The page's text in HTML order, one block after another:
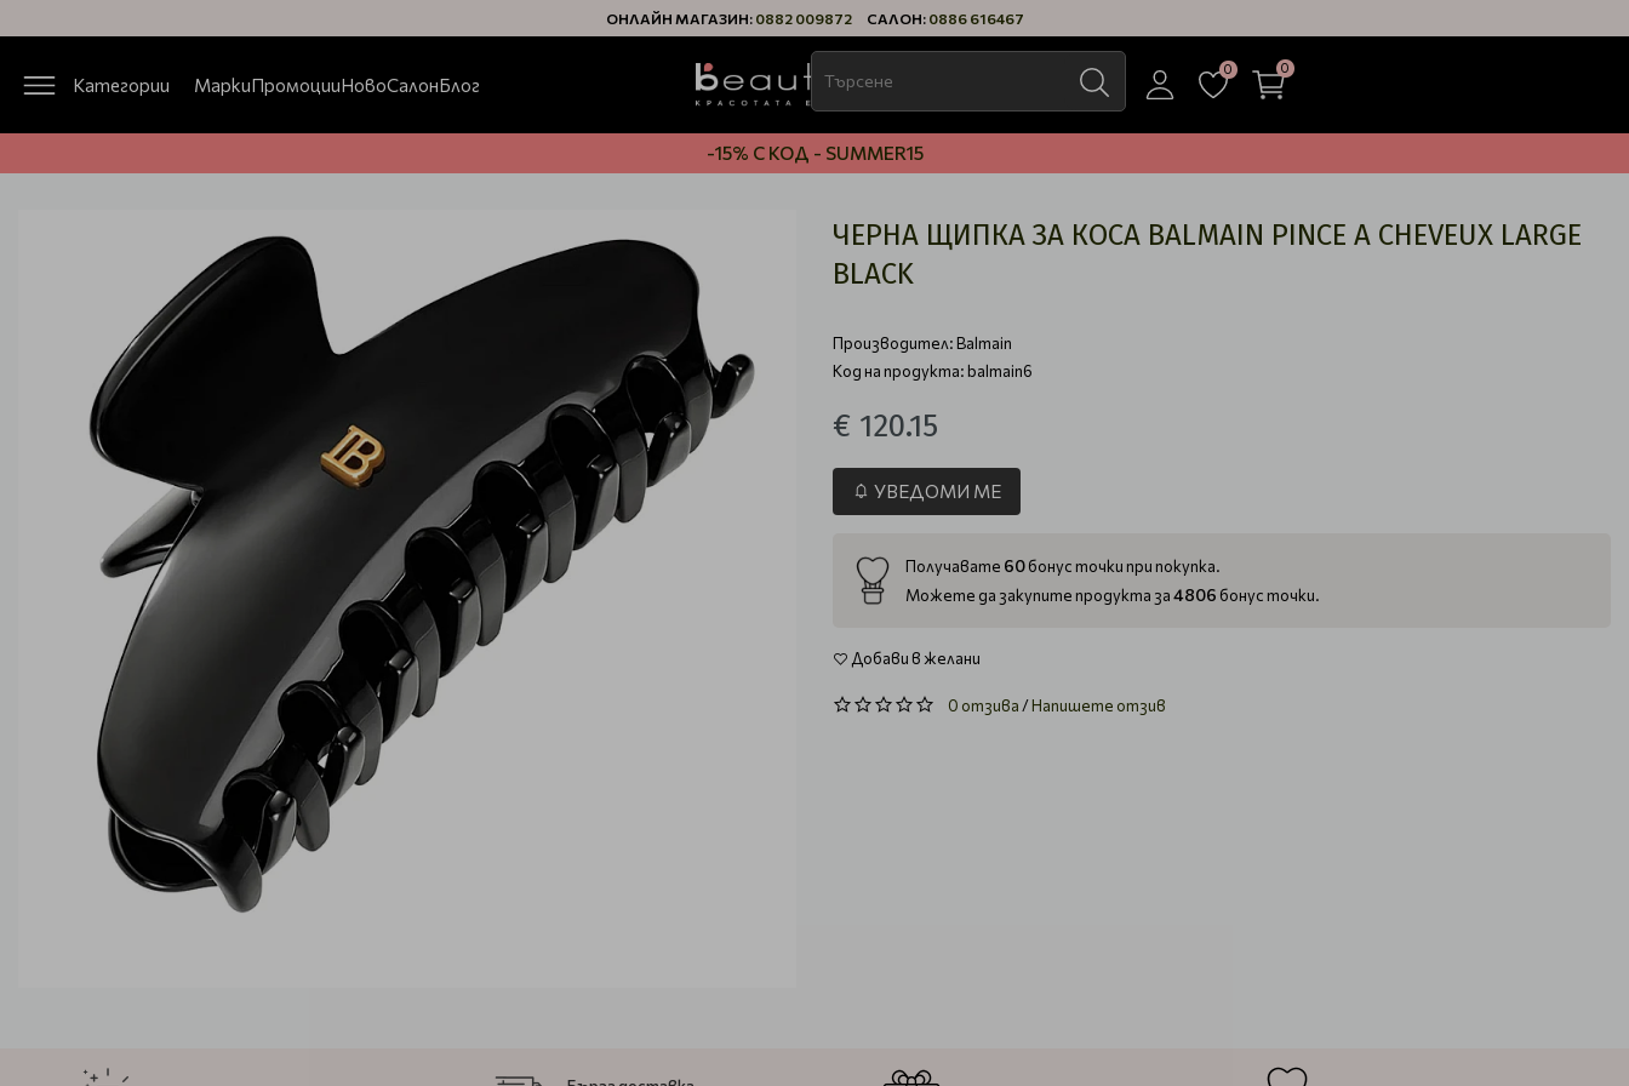
ОНЛАЙН МАГАЗИН: 0882 009872 САЛОН: 0886 616467
Категории МаркиПромоцииНовоСалонБлог
0 0
-15% С КОД - SUMMER15
ЧЕРНА ЩИПКА ЗА КОСА BALMAIN PINCE A CHEVEUX LARGE
BLACK
Производител:Balmain
Код на продукта: balmain6
€ 120.15
УВЕДОМИ МЕ
Получавате 60бонус точки при покупка.
Можете да закупите продукта за4806 бонус точки.
Добави в желани
0 отзива/Напишете отзив